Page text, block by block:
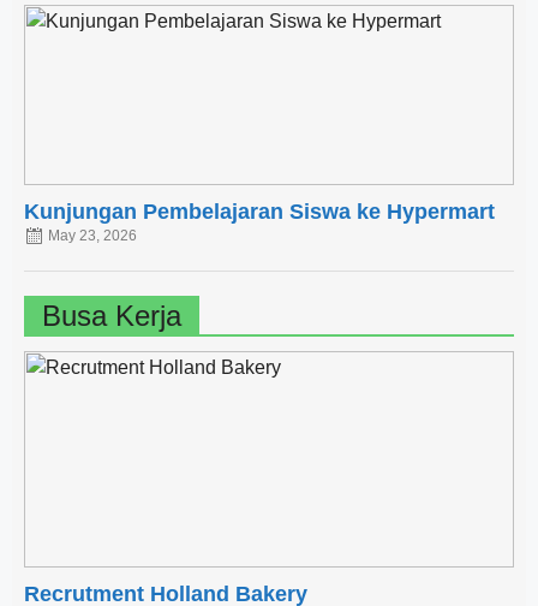
Kunjungan Pembelajaran Siswa ke Hypermart
May 23, 2026
Busa Kerja
Recrutment Holland Bakery